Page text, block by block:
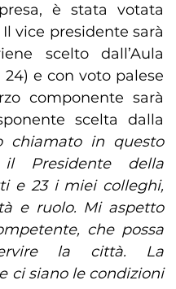
è stata votata
vice presidente sarà
scelto dall’Aula
e con voto palese
componente sarà
scelta dalla
chiamato in questo
Presidente della
e 23 i miei colleghi,
e ruolo. Mi aspetto
che possa
la città. La
ci siano le condizioni